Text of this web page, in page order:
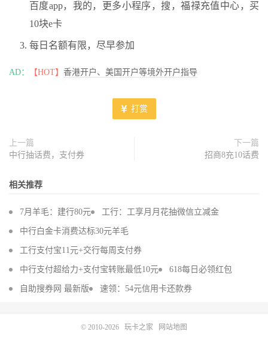
百度app，我的，更多小程序，搜，福禄充值中心，买
10块e卡
每日名额有限，尽早参加
AD： 【HOT】 香港开户、美国开户等境外开户指导
打赏
上一篇
中行抽话费，支付券
下一篇
招商8充10话费
相关推荐
7月羊毛：建行80元 工行：工享月月花抽微信立减金
中行白金卡消费达标30元羊毛
工行支付宝11元+交行每周支付券
中行支付超给力+支付宝转账最低10元 618每日必领红包
自助搜券网 最新版 速领：54元信用卡还款券
© 2010-2026 玩卡之家 网站地图